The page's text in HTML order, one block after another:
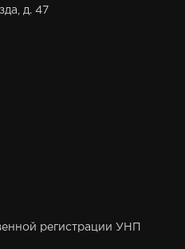
д. 47
регистрации УНП